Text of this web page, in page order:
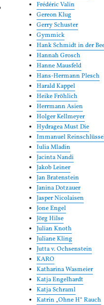
Frédéric Valin
Gereon Klug
Gerry Schuster
Gymmick
Hank Schmidt in der
Hannah Grosch
Hanne Mausfeld
Hans-Hermann Plesch
Harald Kappel
Heike Fröhlich
Herrmann Asien
Holger Kellmeyer
Hydragea Must Die
Immanuel
Iulia Mladin
Jacinta Nandi
Jakob Leiner
Jan Bratenstein
Janina Dotzauer
Jasper Nicolaisen
Jone Engel
Jörg Hilse
Julian Knoth
Juliane Kling
Jutta v. Ochsenstein
KARO
Katharina Wasmeier
Katja Engelhardt
Katja Schraml
Katrin „Ohne H“ Rauch